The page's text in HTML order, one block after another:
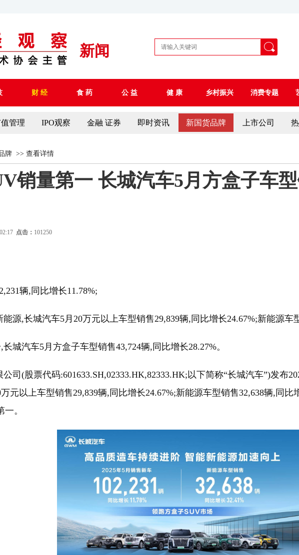
新闻
财 经 食 药 公 益 健 康 乡村振兴 消费专题
管理 IPO观察 金融 证券 即时资讯 新国货品牌 上市公司
牌 >> 查看详情
销量第一 长城汽车5月方盒子车
点击： 101250
辆,同比增长11.78%;
,长城汽车5月20万元以上车型销售29,839辆,同比增长24.67%;新能源车
汽车5月方盒子车型销售43,724辆,同比增长28.27%。
(股票代码:601633.SH,02333.HK,82333.HK;以下简称“长城汽车”)发布
元以上车型销售29,839辆,同比增长24.67%;新能源车型销售32,638辆,同
。